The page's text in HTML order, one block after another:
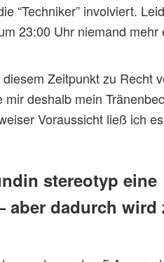
“Techniker” involviert.
23:00 Uhr niemand mehr
Zeitpunkt zu Recht
deshalb mein
Voraussicht ließ ich
stereotyp eine
aber dadurch wird